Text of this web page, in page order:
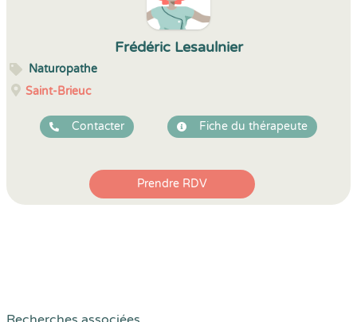
Frédéric Lesaulnier
Naturopathe
Saint-Brieuc
Contacter Fiche du thérapeute
Prendre RDV